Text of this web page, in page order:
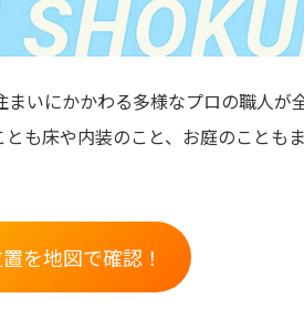
いにかかわる多様なプロの職人が
も床や内装のこと、お庭のことも
を地図で確認！